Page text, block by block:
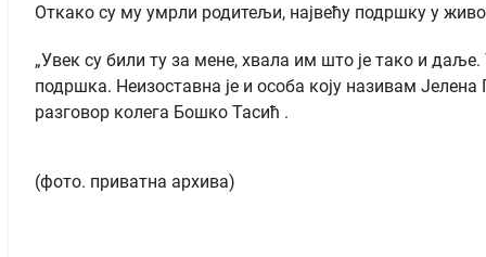
Откако су му умрли родитељи, највећу подршку у
„Увек су били ту за мене, хвала им што је тако и
подршка. Неизоставна је и особа коју називам
разговор колега Бошко Тасић .
(фото. приватна архива)